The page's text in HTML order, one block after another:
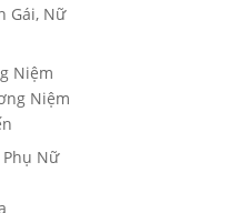
Gái, Nữ
Niệm
Niệm
Phụ Nữ